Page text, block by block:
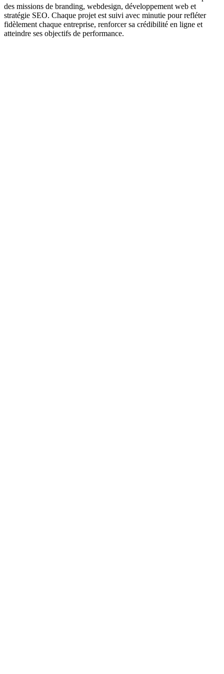
des missions de branding, webdesign, développement web et
stratégie SEO. Chaque projet est suivi avec minutie pour refléter
fidèlement chaque entreprise, renforcer sa crédibilité en ligne et
atteindre ses objectifs de performance.